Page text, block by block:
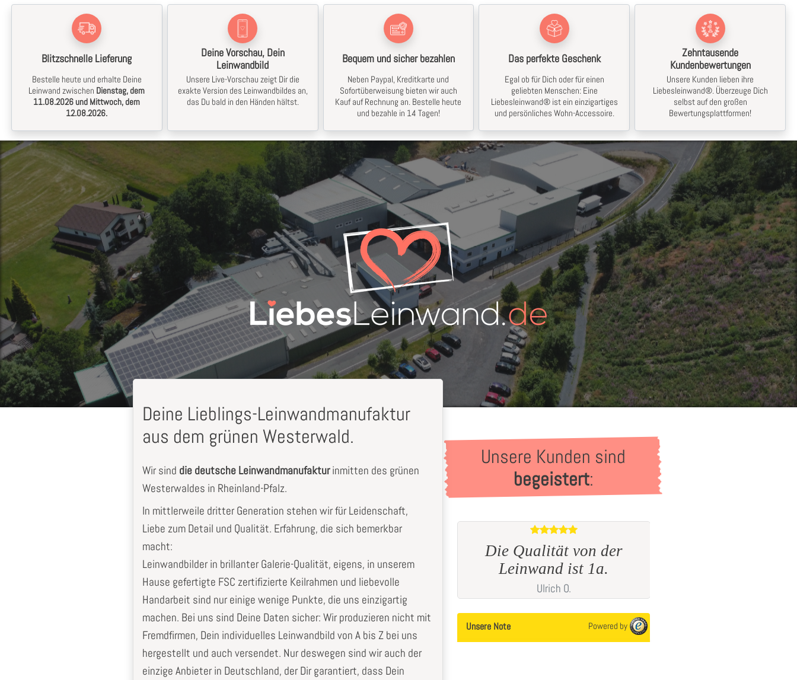
Blitzschnelle Lieferung
Bestelle heute und erhalte Deine
Leinwand zwischen Dienstag, dem
11.08.2026 und Mittwoch, dem
12.08.2026.
Deine Vorschau, Dein
Leinwandbild
Unsere Live-Vorschau zeigt Dir die
exakte Version des Leinwandbildes an,
das Du bald in den Händen hältst.
Bequem und sicher bezahlen
Neben Paypal, Kreditkarte und
Sofortüberweisung bieten wir auch
Kauf auf Rechnung an. Bestelle heute
und bezahle in 14 Tagen!
Das perfekte Geschenk
Egal ob für Dich oder für einen
geliebten Menschen: Eine
Liebesleinwand® ist ein einzigartiges
und persönliches Wohn-Accessoire.
Zehntausende
Kundenbewertungen
Unsere Kunden lieben ihre
Liebesleinwand®. Überzeuge Dich
selbst auf den großen
Bewertungsplattformen!
Deine Lieblings-Leinwandmanufaktur
aus dem grünen Westerwald.
Wir sind die deutsche Leinwandmanufakturinmitten des grünen
Westerwaldes in Rheinland-Pfalz.
In mittlerweile dritter Generation stehen wir für Leidenschaft,
Liebe zum Detail und Qualität. Erfahrung, die sich bemerkbar
macht:
Leinwandbilder in brillanter Galerie-Qualität, eigens, in unserem
Hause gefertigte FSC zertifizierte Keilrahmen und liebevolle
Handarbeit sind nur einige wenige Punkte, die uns einzigartig
machen. Bei uns sind Deine Daten sicher: Wir produzieren nicht mit
Fremdfirmen, Dein individuelles Leinwandbild von A bis Z bei uns
hergestellt und auch versendet. Nur deswegen sind wir auch der
einzige Anbieter in Deutschland, der Dir garantiert, dass Dein
Unsere Kunden sind
begeistert:
Sehr Gute Arbeit
Lena E.
Wunderschön
SieglindeK. aus Hengersberg
Die Qualität von der
Leinwand ist 1a.
Ulrich O.
Unsere Note Powered by